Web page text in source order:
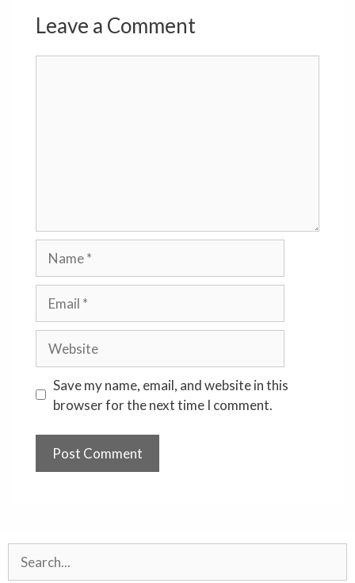
Leave a Comment
Save my name, email, and website in this
browser for the next time I comment.
Search